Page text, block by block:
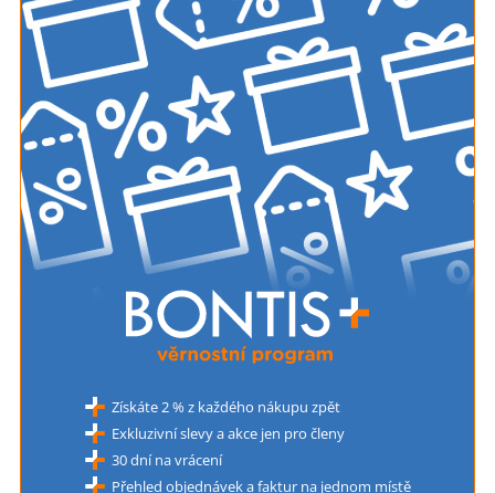
Získáte 2 % z každého nákupu zpět
Exkluzivní slevy a akce jen pro členy
30 dní na vrácení
Přehled objednávek a faktur na jednom místě